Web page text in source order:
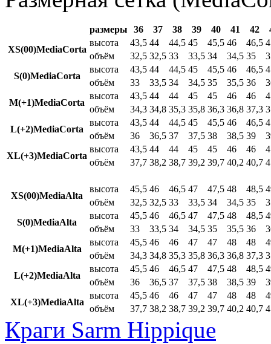
размеры 36 37 38 39 40 41 42
XS(00)MediaCorta
высота 43,5 44 44,5 45 45,5 46 46,5
объём
32,5 32,5 33 33,5 34 34,5 35
S(0)MediaCorta
высота 43,5 44 44,5 45 45,5 46 46,5
объём
33 33,5 34 34,5 35 35,5 36
M(+1)MediaCorta
высота 43,5 44 44 45 45 46 46
объём
34,3 34,8 35,3 35,8 36,3 36,8 37,3
L(+2)MediaCorta
высота 43,5 44 44,5 45 45,5 46 46,5
объём
36 36,5 37 37,5 38 38,5 39
XL(+3)MediaCorta
высота 43,5 44 44 45 45 46 46
объём
37,7 38,2 38,7 39,2 39,7 40,2 40,7
XS(00)MediaAlta
высота 45,5 46 46,5 47 47,5 48 48,5
объём
32,5 32,5 33 33,5 34 34,5 35
S(0)MediaAlta
высота 45,5 46 46,5 47 47,5 48 48,5
объём
33 33,5 34 34,5 35 35,5 36
M(+1)MediaAlta
высота 45,5 46 46 47 47 48 48
объём
34,3 34,8 35,3 35,8 36,3 36,8 37,3
L(+2)MediaAlta
высота 45,5 46 46,5 47 47,5 48 48,5
объём
36 36,5 37 37,5 38 38,5 39
XL(+3)MediaAlta
высота 45,5 46 46 47 47 48 48
объём
37,7 38,2 38,7 39,2 39,7 40,2 40,7
Краги Sarm Hippique